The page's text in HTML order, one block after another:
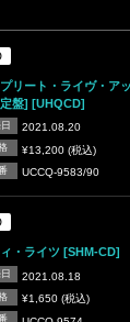
リート・ライヴ・ア
盤] [UHQCD]
2021.08.20
¥13,200 (税込)
UCCQ-9583/90
・ライツ [SHM-CD]
2021.08.18
¥1,650 (税込)